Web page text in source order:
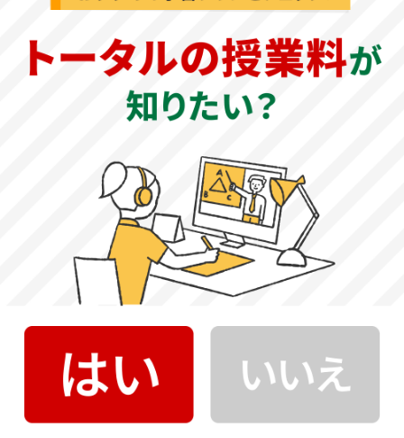
教育理念
する論理的な思考力と人権を尊重する態度を学び、地域社
会とグローバル社会に貢献できる人材を育成することを目
法律学科・学科の教育目標｜札幌学院大学
札幌学院大学法学部の特徴
専門知識と政治学等の隣接諸科学の基礎知識の修得を目指